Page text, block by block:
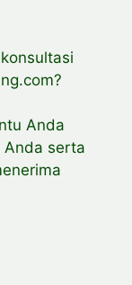
Anda
Anda serta